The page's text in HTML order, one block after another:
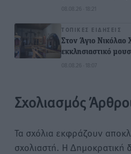
08.08.26 · 18:21
ΤΟΠΙΚΈΣ ΕΙΔΉΣΕΙΣ
Στον Άγιο Νικόλαο
εκκλησιαστικό
08.08.26 · 18:07
Σχολιασμός
Τα σχόλια εκφράζουν
σχολιαστή. Η Δημοκρατική